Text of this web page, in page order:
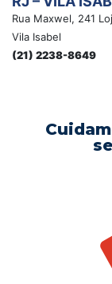
Rua Maxwel, 241
Vila Isabel
(21) 2238-8649